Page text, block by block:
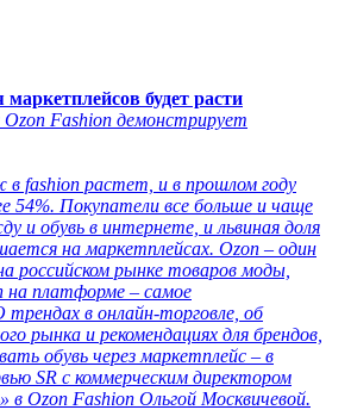
маркетплейсов будет расти
Ozon Fashion демонстрирует
в fashion растет, и в прошлом году
54%. Покупатели все больше и чаще
и обувь в интернете, и львиная доля
на маркетплейсах. Ozon – один
российском рынке товаров моды,
на платформе – самое
в онлайн-торговле, об
рынка и рекомендациях для брендов,
обувь через маркетплейс – в
SR с коммерческим директором
в Ozon Fashion Ольгой Москвичевой.